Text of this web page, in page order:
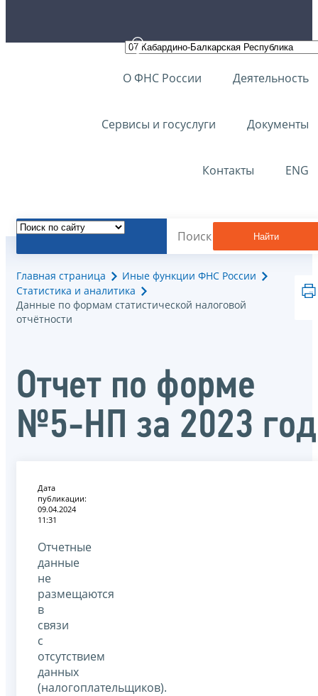
О ФНС России Деятельность
Сервисы и госуслуги Документы
Контакты ENG
Найти
Главная страница
Иные функции ФНС России
Статистика и аналитика
Данные по формам статистической налоговой
отчётности
Отчет по форме
№5-НП за 2023 год
Дата
публикации:
09.04.2024
11:31
Отчетные
данные
не
размещаются
в
связи
с
отсутствием
данных
(налогоплательщиков).